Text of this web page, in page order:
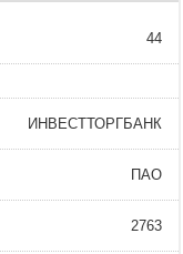
44
ИНВЕСТТОРГБАНК
ПАО
2763